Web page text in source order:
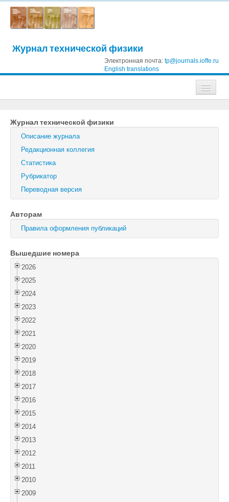
Журнал технической физики
Электронная почта: tp@journals.ioffe.ru
English translations
Журнал технической физики
Письма в Журнал технической физики
Физика твердого тела
Поиск
Журнал технической физики
Описание журнала
Редакционная коллегия
Статистика
Рубрикатор
Переводная версия
Авторам
Правила оформления публикаций
Вышедшие номера
2026
2025
2024
2023
2022
2021
2020
2019
2018
2017
2016
2015
2014
2013
2012
2011
2010
2009